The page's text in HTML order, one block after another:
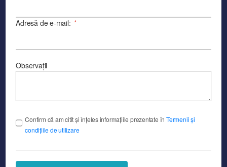
Adresă de e-mail: *
Observații
Confirm că am citit și înțeles informațiile prezentate înTermenii și
condițiile de utilizare